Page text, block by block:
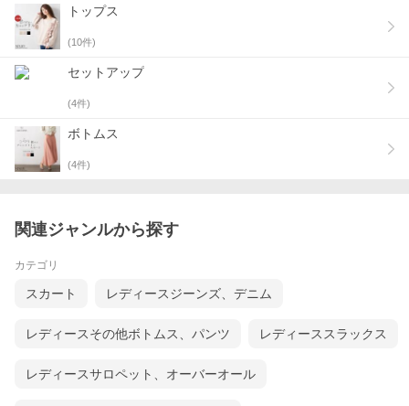
トップス
(10件)
セットアップ
(4件)
ボトムス
(4件)
関連ジャンルから探す
カテゴリ
スカート レディースジーンズ、デニム
レディースその他ボトムス、パンツ レディーススラックス
レディースサロペット、オーバーオール